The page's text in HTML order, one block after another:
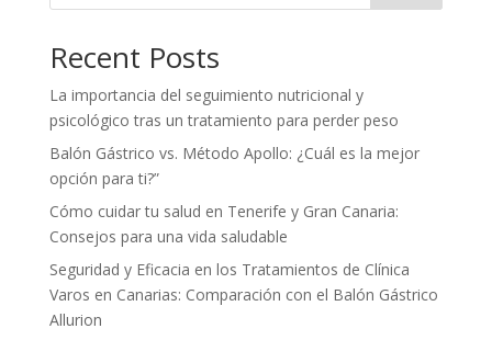
Recent Posts
La importancia del seguimiento nutricional y
psicológico tras un tratamiento para perder peso
Balón Gástrico vs. Método Apollo: ¿Cuál es la mejor
opción para ti?”
Cómo cuidar tu salud en Tenerife y Gran Canaria:
Consejos para una vida saludable
Seguridad y Eficacia en los Tratamientos de Clínica
Varos en Canarias: Comparación con el Balón Gástrico
Allurion